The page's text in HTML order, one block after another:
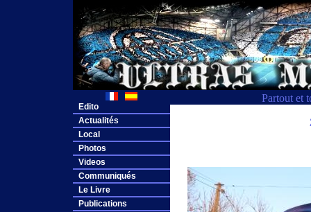
Partout et
Edito
Actualités
Local
Photos
Videos
Communiqués
Le Livre
Publications